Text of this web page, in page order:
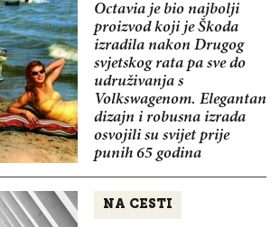
Octavia je bio najbolji
proizvod koji je Škoda
izradila nakon Drugog
svjetskog rata pa sve do
udruživanja s
Volkswagenom. Elegantan
dizajn i robusna izrada
osvojili su svijet prije
punih 65 godina
NA CESTI